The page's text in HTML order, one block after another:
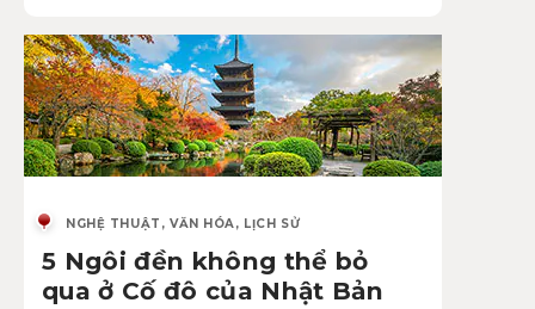
NGHỆ THUẬT, VĂN HÓA, LỊCH SỬ
5 Ngôi đền không thể bỏ
qua ở Cố đô của Nhật Bản